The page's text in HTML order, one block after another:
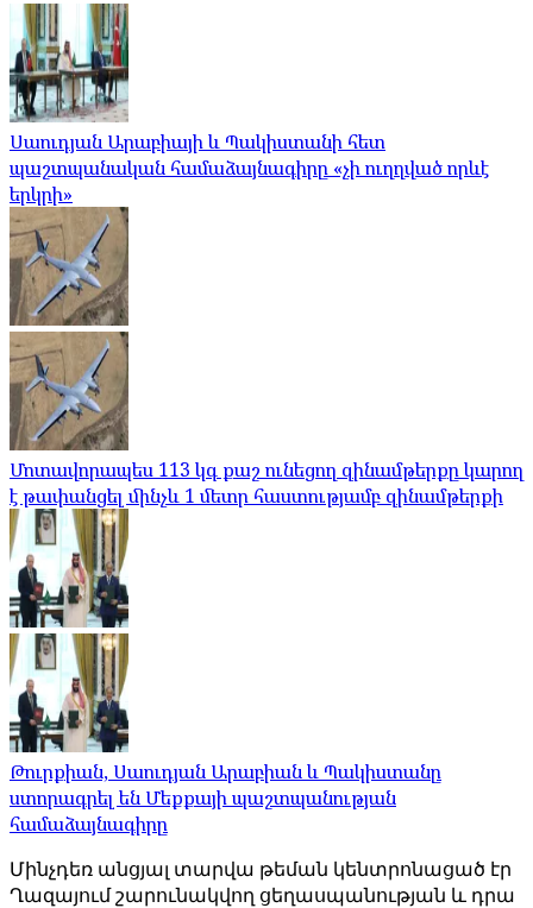
Սաուդյան Արաբիայի և Պակիստանի հետ
պաշտպանական համաձայնագիրը «չի ուղղված որևէ
երկրի»
Մոտավորապես 113 կգ քաշ ունեցող զինամթերքը կարող
է թափանցել մինչև 1 մետր հաստությամբ զինամթերքի
Թուրքիան, Սաուդյան Արաբիան և Պակիստանը
ստորագրել են Մեքքայի պաշտպանության
համաձայնագիրը
Մինչդեռ անցյալ տարվա թեման կենտրոնացած էր
Ղազայում շարունակվող ցեղասպանության և դրա